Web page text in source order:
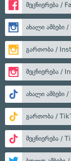
მეცნიერება /
ახალი ამბები
გართობა /
მეცნიერება /
ახალი ამბები
გართობა /
მეცნიერება /